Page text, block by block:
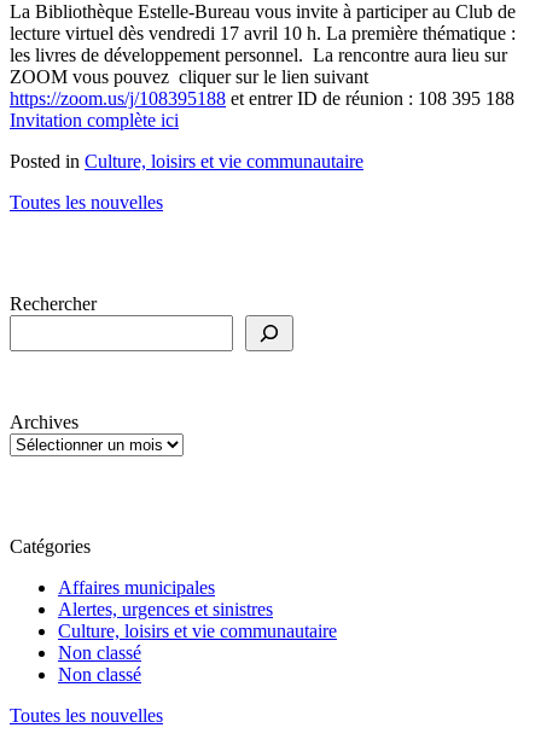
La Bibliothèque Estelle-Bureau vous invite à participer au Club de
lecture virtuel dès vendredi 17 avril 10 h. La première thématique :
les livres de développement personnel. La rencontre aura lieu sur
ZOOM vous pouvez cliquer sur le lien suivant
https://zoom.us/j/108395188 et entrer ID de réunion : 108 395 188
Invitation complète ici
Posted in Culture, loisirs et vie communautaire
Toutes les nouvelles
Rechercher
Archives
Catégories
Affaires municipales
Alertes, urgences et sinistres
Culture, loisirs et vie communautaire
Non classé
Non classé
Toutes les nouvelles